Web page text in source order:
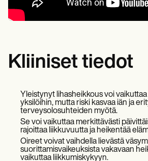
Kliiniset tiedot
Yleistynyt lihasheikkous voi vaikuttaa
yksilöihin, mutta riski kasvaa iän ja
terveysolosuhteiden myötä.
Se voi vaikuttaa merkittävästi
rajoittaa liikkuvuutta ja heikentää
Oireet voivat vaihdella lievästä
suorittamisvaikeuksista vakavaan
vaikuttaa liikkumiskykyyn.